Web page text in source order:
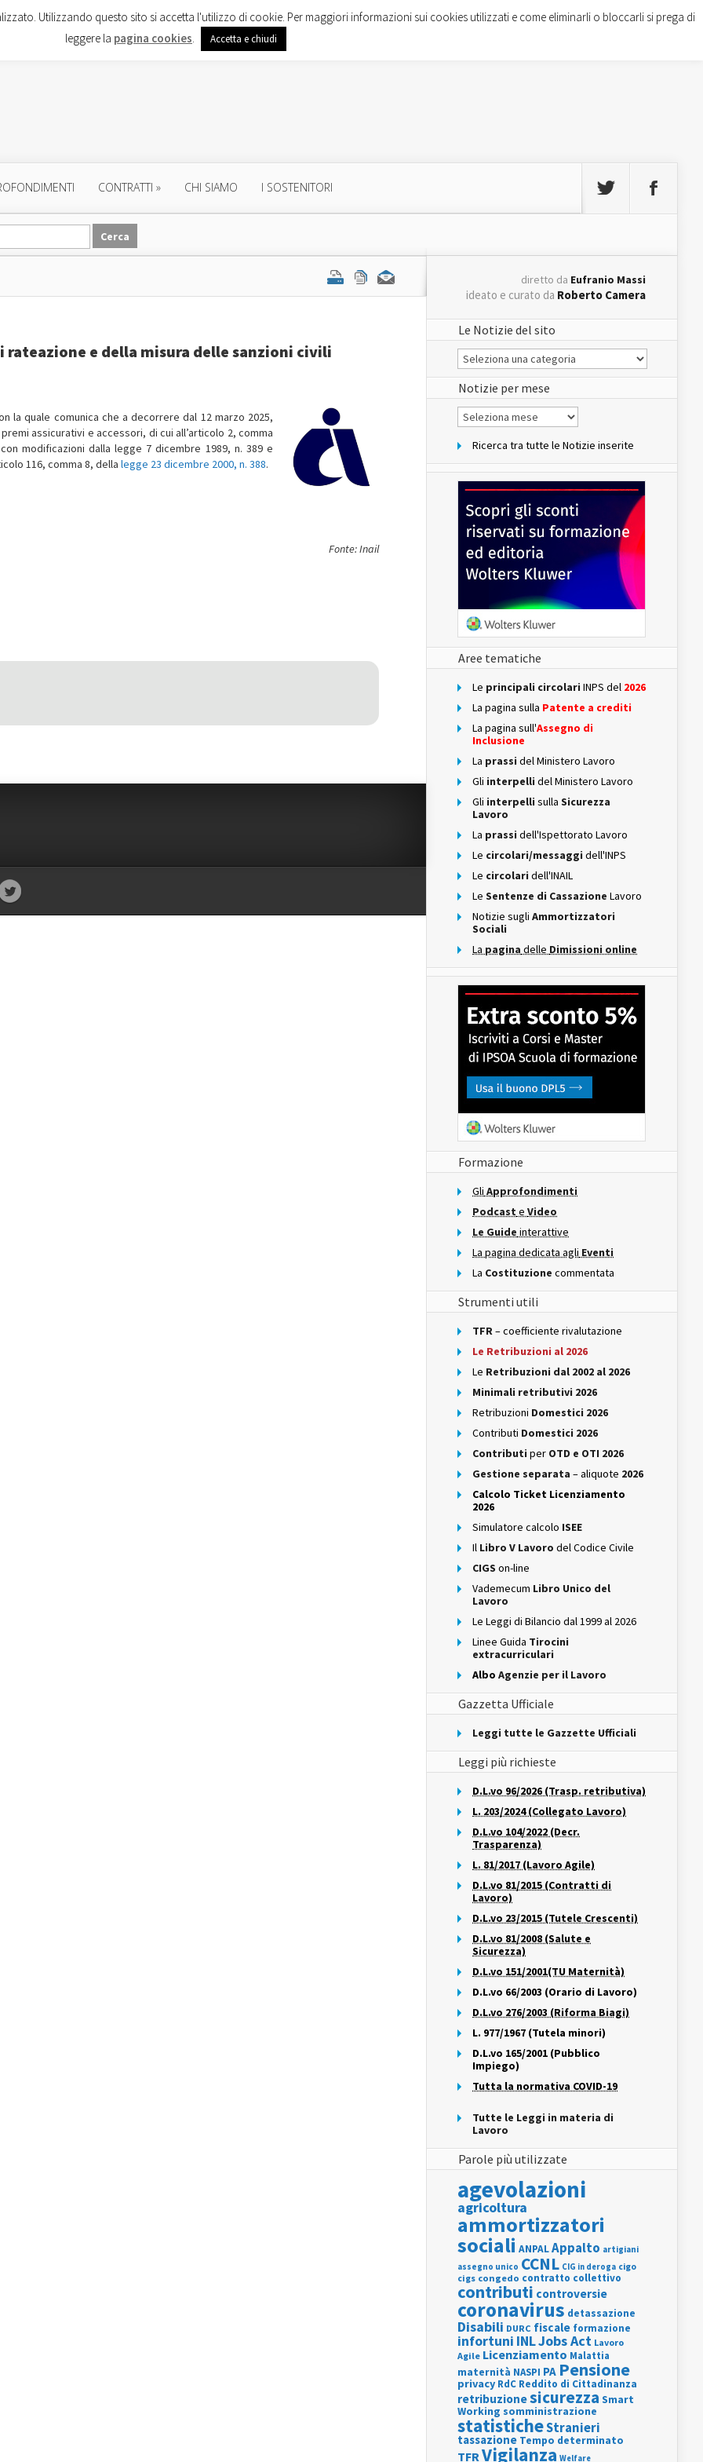
CONTRATTI » CHI SIAMO I SOSTENITORI
rateazione e della misura delle sanzioni civili
la quale comunica che a decorrere dal 12 marzo 2025,
assicurativi e accessori, di cui all’articolo 2, comma
modificazioni dalla legge 7 dicembre 1989, n. 389 e
116, comma 8, della legge 23 dicembre 2000, n. 388.
Fonte: Inail
diretto da Eufranio Massi
ideato e curato da Roberto Camera
Le Notizie del sito
Le
Notizie
del
sito
Notizie per mese
Notizie
per
Ricerca tra tutte le Notizie inserite
Aree tematiche
Le principali circolari INPS del 2026
La pagina sulla Patente a crediti
La pagina sull'Assegno di
Inclusione
La prassi del Ministero Lavoro
Gli interpelli del Ministero Lavoro
Gli interpelli sulla Sicurezza
Lavoro
La prassi dell'Ispettorato Lavoro
Le circolari/messaggi dell'INPS
Le circolari dell'INAIL
Le Sentenze di Cassazione Lavoro
Notizie sugli Ammortizzatori
Sociali
La pagina delle Dimissioni online
Formazione
Gli Approfondimenti
Podcast e Video
Le Guide interattive
La pagina dedicata agli Eventi
La Costituzione commentata
Strumenti utili
TFR– coefficiente rivalutazione
Le Retribuzioni al 2026
Le Retribuzioni dal 2002 al 2026
Minimali retributivi 2026
Retribuzioni Domestici 2026
Contributi Domestici 2026
Contributi per OTD e OTI 2026
Gestione separata – aliquote 2026
Calcolo Ticket Licenziamento
2026
Simulatore calcolo ISEE
Il Libro V Lavoro del Codice Civile
CIGS on-line
Vademecum Libro Unico del
Lavoro
Le Leggi di Bilancio dal 1999 al 2026
Linee Guida Tirocini
extracurriculari
Albo Agenzie per il Lavoro
Gazzetta Ufficiale
Leggi tutte le Gazzette Ufficiali
Leggi più richieste
D.L.vo 96/2026 (Trasp. retributiva)
L. 203/2024 (Collegato Lavoro)
D.L.vo 104/2022 (Decr.
Trasparenza)
L. 81/2017 (Lavoro Agile)
D.L.vo 81/2015 (Contratti di
Lavoro)
D.L.vo 23/2015 (Tutele Crescenti)
D.L.vo 81/2008 (Salute e
Sicurezza)
D.L.vo 151/2001(TU Maternità)
D.L.vo 66/2003 (Orario di Lavoro)
D.L.vo 276/2003 (Riforma Biagi)
L. 977/1967 (Tutela minori)
D.L.vo 165/2001 (Pubblico
Impiego)
Tutta la normativa COVID-19
Tutte le Leggi in materia di
Lavoro
Parole più utilizzate
agevolazioni
agricoltura
ammortizzatori
sociali ANPALAppalto artigiani
assegno unico CCNL CIG in deroga cigo
cigs congedo contratto collettivo
contributi controversie
coronavirus detassazione
Disabili DURC fiscale formazione
infortuni INLJobs Act Lavoro
Agile Licenziamento Malattia
maternità NASPI PA Pensione
privacy RdC Reddito di Cittadinanza
retribuzionesicurezza Smart
Working somministrazione
statisticheStranieri
tassazione Tempo determinato
TFRVigilanza Welfare
Utilizzando questo sito si accetta l'utilizzo di cookie. Per maggiori informazioni sui cookies utilizzati e come eliminarli o bloccarli si prega di
leggere la pagina cookies. Accetta e chiudi